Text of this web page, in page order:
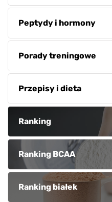
Peptydy i hormony
Porady treningowe
Przepisy i dieta
Ranking
Ranking BCAA
Ranking białek